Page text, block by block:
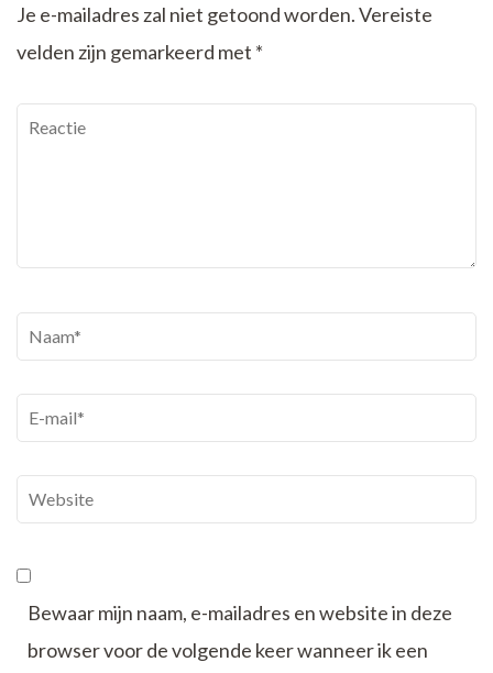
Je e-mailadres zal niet getoond worden.Vereiste
velden zijn gemarkeerd met *
Reactie
Naam*
E-
mail*
Website
Bewaar mijn naam, e-mailadres en website in deze
browser voor de volgende keer wanneer ik een